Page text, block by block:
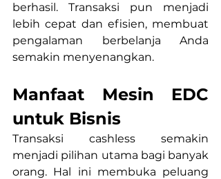
berhasil. Transaksi pun menjadi
lebih cepat dan efisien, membuat
pengalaman berbelanja Anda
semakin menyenangkan.
Manfaat Mesin EDC
untuk Bisnis
Transaksi cashless semakin
menjadi pilihan utama bagi banyak
orang. Hal ini membuka peluang